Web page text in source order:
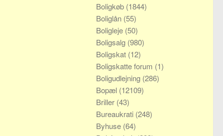
Boligkøb (1844)
Boliglån (55)
Boligleje (50)
Boligsalg (980)
Boligskat (12)
Boligskatte forum (1)
Boligudlejning (286)
Bopæl (12109)
Briller (43)
Bureaukrati (248)
Byhuse (64)